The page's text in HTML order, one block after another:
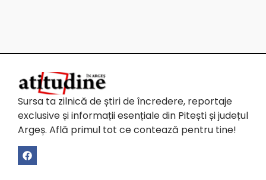
Sursa ta zilnică de știri de încredere, reportaje
exclusive și informații esențiale din Pitești și județul
Argeș. Află primul tot ce contează pentru tine!